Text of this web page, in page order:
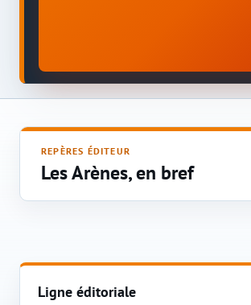
REPÈRES ÉDITEUR
Les Arènes, en bref
Ligne éditoriale